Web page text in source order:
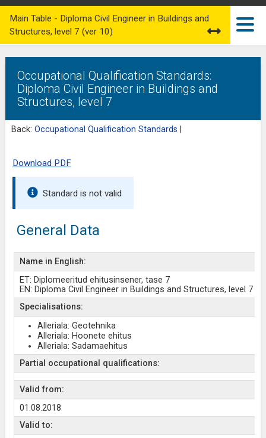
Occupational Qualification Standards:
Diploma Civil Engineer in Buildings and
Structures, level 7
Back: Occupational Qualification Standards
Main Table - Diploma Civil Engineer in Buildings and
Structures, level 7 (ver 10)
Download PDF
Standard is not valid
General Data
Name in English:
ET: Diplomeeritud ehitusinsener, tase 7
EN: Diploma Civil Engineer in Buildings and Structures, level 7
Specialisations:
Alleriala: Geotehnika
Alleriala: Hoonete ehitus
Alleriala: Sadamaehitus
Partial occupational qualifications:
Valid from:
01.08.2018
Valid to: